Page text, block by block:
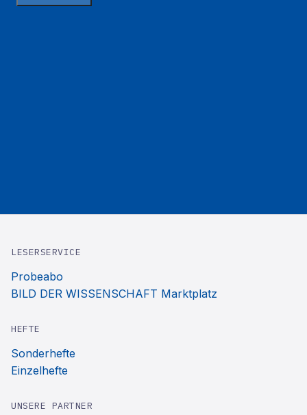
LESERSERVICE
Probeabo
BILD DER WISSENSCHAFT Marktplatz
HEFTE
Sonderhefte
Einzelhefte
UNSERE PARTNER